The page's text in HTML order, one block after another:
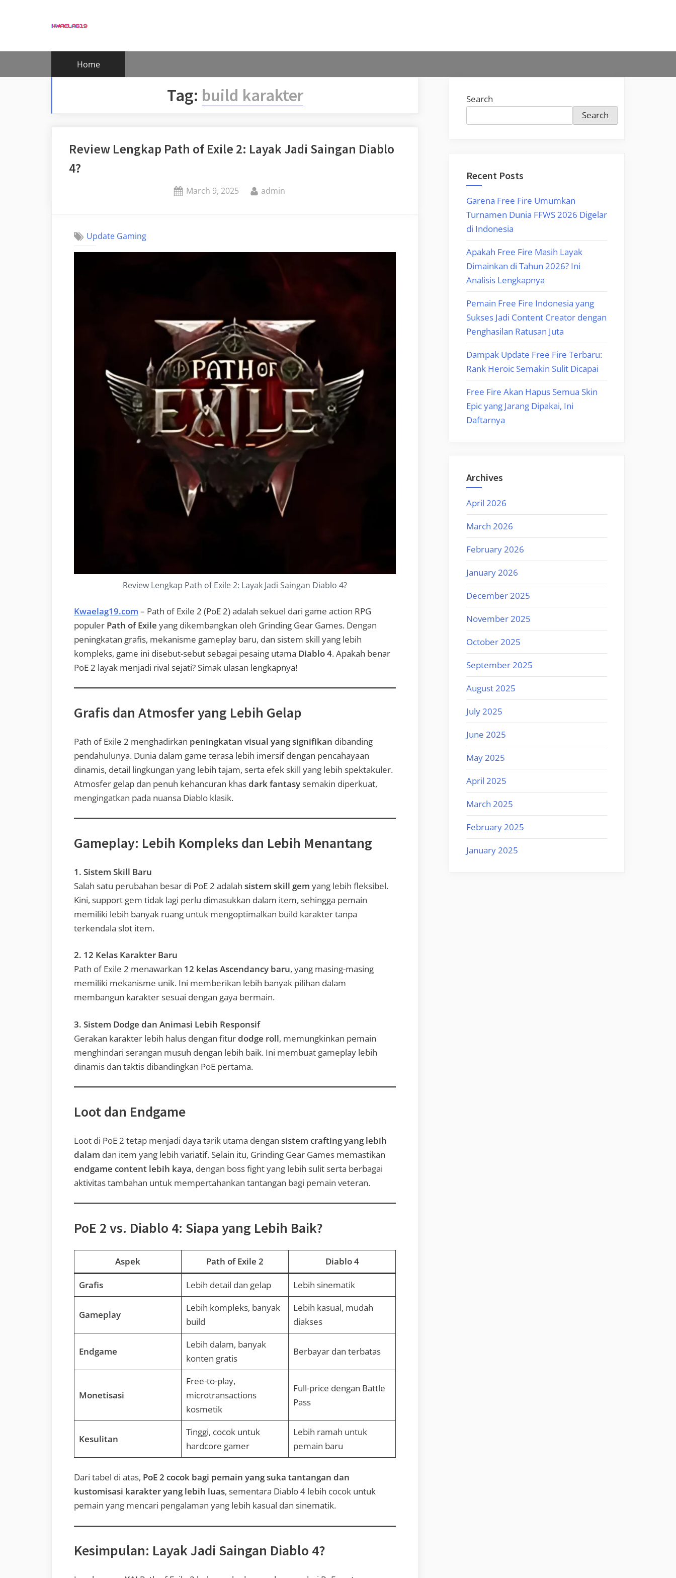
Home
Tag: build karakter
Review Lengkap Path of Exile 2: Layak Jadi Saingan Diablo
4?
Posted
March 9, 2025 By
admin
Update Gaming
Review Lengkap Path of Exile 2: Layak Jadi Saingan Diablo 4?
Kwaelag19.com – Path of Exile 2 (PoE 2) adalah sekuel dari game action RPG
populer Path of Exile yang dikembangkan oleh Grinding Gear Games. Dengan
peningkatan grafis, mekanisme gameplay baru, dan sistem skill yang lebih
kompleks, game ini disebut-sebut sebagai pesaing utama Diablo 4. Apakah benar
PoE 2 layak menjadi rival sejati? Simak ulasan lengkapnya!
Grafis dan Atmosfer yang Lebih Gelap
Path of Exile 2 menghadirkan peningkatan visual yang signifikan dibanding
pendahulunya. Dunia dalam game terasa lebih imersif dengan pencahayaan
dinamis, detail lingkungan yang lebih tajam, serta efek skill yang lebih spektakuler.
Atmosfer gelap dan penuh kehancuran khasdark fantasy semakin diperkuat,
mengingatkan pada nuansa Diablo klasik.
Gameplay: Lebih Kompleks dan Lebih Menantang
1. Sistem Skill Baru
Salah satu perubahan besar di PoE 2 adalah sistem skill gem yang lebih fleksibel.
Kini, support gem tidak lagi perlu dimasukkan dalam item, sehingga pemain
memiliki lebih banyak ruang untuk mengoptimalkan build karakter tanpa
terkendala slot item.
2. 12 Kelas Karakter Baru
Path of Exile 2 menawarkan 12 kelas Ascendancy baru, yang masing-masing
memiliki mekanisme unik. Ini memberikan lebih banyak pilihan dalam
membangun karakter sesuai dengan gaya bermain.
3. Sistem Dodge dan Animasi Lebih Responsif
Gerakan karakter lebih halus dengan fiturdodge roll, memungkinkan pemain
menghindari serangan musuh dengan lebih baik. Ini membuat gameplay lebih
dinamis dan taktis dibandingkan PoE pertama.
Loot dan Endgame
Loot di PoE 2 tetap menjadi daya tarik utama dengan sistem crafting yang lebih
dalam dan item yang lebih variatif. Selain itu, Grinding Gear Games memastikan
endgame content lebih kaya, dengan boss fight yang lebih sulit serta berbagai
aktivitas tambahan untuk mempertahankan tantangan bagi pemain veteran.
PoE 2 vs. Diablo 4: Siapa yang Lebih Baik?
Aspek Path of Exile 2 Diablo 4
Grafis Lebih detail dan gelap Lebih sinematik
Gameplay
Lebih kompleks, banyak
build
Lebih kasual, mudah
diakses
Endgame
Lebih dalam, banyak
konten gratis
Berbayar dan terbatas
Monetisasi
Free-to-play,
microtransactions
kosmetik
Full-price dengan Battle
Pass
Kesulitan
Tinggi, cocok untuk
hardcore gamer
Lebih ramah untuk
pemain baru
Dari tabel di atas, PoE 2 cocok bagi pemain yang suka tantangan dan
kustomisasi karakter yang lebih luas, sementara Diablo 4 lebih cocok untuk
pemain yang mencari pengalaman yang lebih kasual dan sinematik.
Kesimpulan: Layak Jadi Saingan Diablo 4?
Search
Search
Recent Posts
Garena Free Fire Umumkan
Turnamen Dunia FFWS 2026 Digelar
di Indonesia
Apakah Free Fire Masih Layak
Dimainkan di Tahun 2026? Ini
Analisis Lengkapnya
Pemain Free Fire Indonesia yang
Sukses Jadi Content Creator dengan
Penghasilan Ratusan Juta
Dampak Update Free Fire Terbaru:
Rank Heroic Semakin Sulit Dicapai
Free Fire Akan Hapus Semua Skin
Epic yang Jarang Dipakai, Ini
Daftarnya
Archives
April 2026
March 2026
February 2026
January 2026
December 2025
November 2025
October 2025
September 2025
August 2025
July 2025
June 2025
May 2025
April 2025
March 2025
February 2025
January 2025